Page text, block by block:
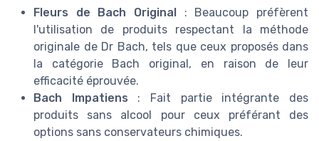
Fleurs de Bach Original
: Beaucoup préfèrent
l'utilisation de produits respectant la méthode
originale de Dr Bach, tels que ceux proposés dans
la catégorie Bach original, en raison de leur
efficacité éprouvée.
Bach Impatiens : Fait partie intégrante des
produits sans alcool pour ceux préférant des
options sans conservateurs chimiques.